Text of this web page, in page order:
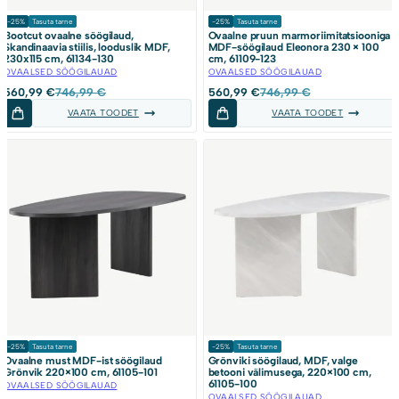
-25% Tasuta tarne
Bootcut ovaalne söögilaud,
Skandinaavia stiilis, looduslik MDF,
230x115 cm, 61134-130
OVAALSED SÖÖGILAUAD
746,99€
Algne
hind
oli:
746,99 €.
560,99 €
Current
price
is:
560,99 €.
VAATA TOODET
-25% Tasuta tarne
Ovaalne pruun marmoriimitatsiooniga
MDF-söögilaud Eleonora 230 × 100
cm, 61109-123
OVAALSED SÖÖGILAUAD
746,99€
Algne
hind
oli:
746,99 €.
560,99 €
Current
price
is:
560,99 €.
VAATA TOODET
-25% Tasuta tarne
Ovaalne must MDF-ist söögilaud
Grönvik 220×100 cm, 61105-101
OVAALSED SÖÖGILAUAD
-25% Tasuta tarne
Grönviki söögilaud, MDF, valge
betooni välimusega, 220×100 cm,
61105-100